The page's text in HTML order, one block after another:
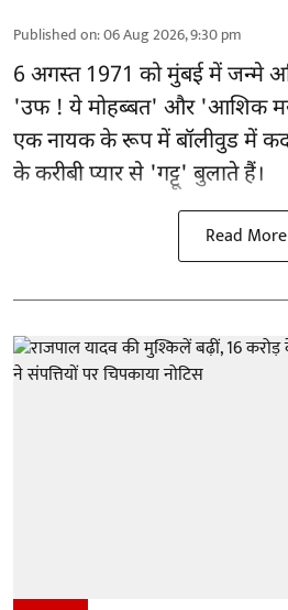
Published on:06 Aug 2026, 9:30 pm
6 अगस्त 1971 को मुंबई में जन्मे
'उफ ! ये मोहब्बत' और 'आशिक
एक नायक के रूप मेंबॉलीवुडमें
के करीबी प्यार से 'गट्टू' बुलाते हैं।
Read More